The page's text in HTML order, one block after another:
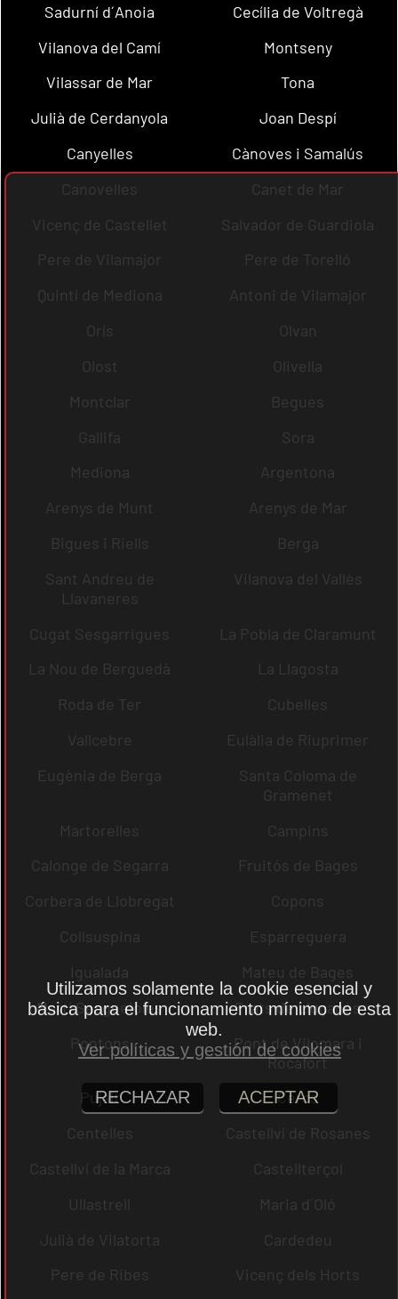
Sadurní d´Anoia
Cecília de Voltregà
Vilanova del Camí
Montseny
Vilassar de Mar
Tona
Julià de Cerdanyola
Joan Despí
Canyelles
Cànoves i Samalús
Canovelles
Canet de Mar
Vicenç de Castellet
Salvador de Guardiola
Pere de Vilamajor
Pere de Torelló
Quintí de Mediona
Antoni de Vilamajor
Orís
Olvan
Olost
Olivella
Montclar
Begues
Gallifa
Sora
Mediona
Argentona
Arenys de Munt
Arenys de Mar
Bigues i Riells
Berga
Sant Andreu de
Llavaneres
Vilanova del Vallès
Cugat Sesgarrigues
La Pobla de Claramunt
La Nou de Berguedà
La Llagosta
Roda de Ter
Cubelles
Vallcebre
Eulàlia de Riuprimer
Eugènia de Berga
Santa Coloma de
Gramenet
Martorelles
Campins
Calonge de Segarra
Fruitós de Bages
Corbera de Llobregat
Copons
Collsuspina
Esparreguera
Igualada
Mateu de Bages
Martí Sesgueioles
Prats de Lluçanès
Pontons
Pont de Vilomara i
Rocafort
Pujalt
Cercs
Centelles
Castellví de Rosanes
Castellví de la Marca
Castellterçol
Ullastrell
Maria d´Oló
Julià de Vilatorta
Cardedeu
Pere de Ribes
Vicenç dels Horts
Utilizamos solamente la cookie esencial y
básica para el funcionamiento mínimo de esta
web.
Ver políticas y gestión de cookies
RECHAZAR ACEPTAR